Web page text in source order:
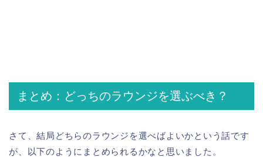
まとめ：どっちのラウンジを選ぶべき？
さて、結局どちらのラウンジを選べばよいかという話です
が、以下のようにまとめられるかなと思いました。